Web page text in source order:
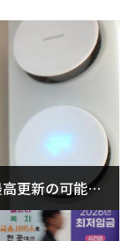
更新の可能性